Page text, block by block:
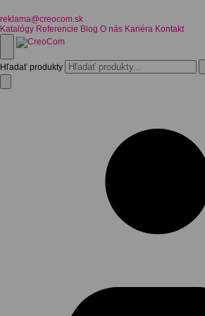
reklama@creocom.sk
Katalógy Referencie Blog O nás Kariéra Kontakt
Hľadať produkty